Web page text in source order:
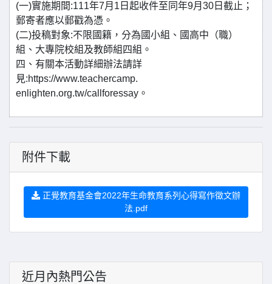
(一)實施期間:111年7月1日起收件至同年9月30日截止；
郵寄者應以郵戳為憑。
(二)投稿對象:不限國籍，分為國小組、國高中（職）
組、大專院校組及教師組四組。
四、有關本活動詳細辦法請詳
見:https://www.teachercamp.
enlighten.org.tw/callforessay。
附件下載
正覺教育基金會2022年生命教育系列心得寫作徵文辦
法.pdf
近月內熱門公告